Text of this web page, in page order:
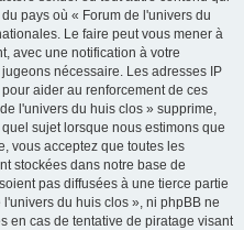
pays où « Forum de l'univers du
Le faire peut vous mener à
avec une notification à votre
nécessaire. Les adresses IP
aider au renforcement de ces
l'univers du huis clos » supprime,
sujet lorsque nous estimons que
vous acceptez que toutes les
stockées dans notre base de
pas diffusées à une tierce partie
du huis clos », ni phpBB ne
en cas de tentative de piratage visant